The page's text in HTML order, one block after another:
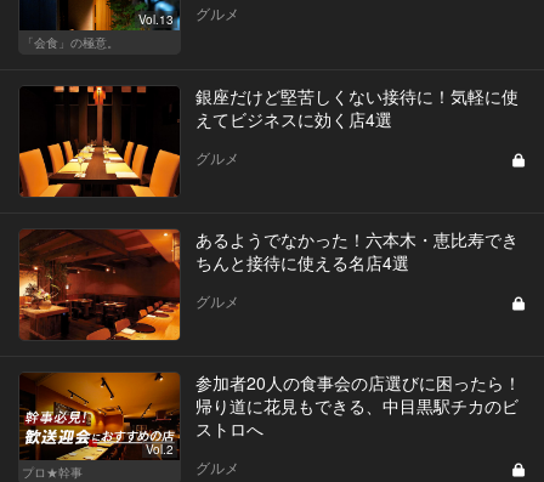
Vol.13
「会食」の極意。
グルメ
銀座だけど堅苦しくない接待に！気軽に使
えてビジネスに効く店4選
グルメ
あるようでなかった！六本木・恵比寿でき
ちんと接待に使える名店4選
グルメ
Vol.2
プロ★幹事
参加者20人の食事会の店選びに困ったら！
帰り道に花見もできる、中目黒駅チカのビ
ストロへ
グルメ